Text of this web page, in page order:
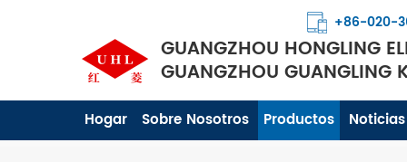
+86-020-
GUANGZHOU HONGLING
GUANGZHOU GUANGLING
Hogar Sobre Nosotros Productos Noticias